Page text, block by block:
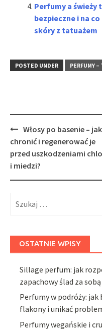
Perfumy a świeży
bezpieczne i na
skóry z tatuażem
POSTED UNDER PERFUMY –
Post
navigation
Włosy po basenie – jak
chronić i regenerować je
przed uszkodzeniami
i miedzi?
OSTATNIE WPISY
Sillage perfum: jak
zapachowy ślad za
Perfumy w podróży:
flakony i unikać
Perfumy wegańskie i